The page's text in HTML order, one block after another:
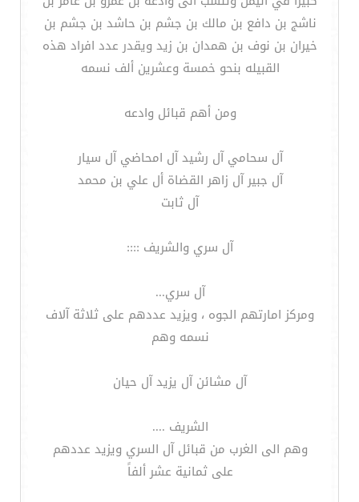
ناشج بن دافع بن مالك بن جشم بن حاشد بن جشم بن
خيران بن نوف بن همدان بن زيد ويقدر عدد افراد هذه
القبيله بنحو خمسة وعشرين ألف نسمه
ومن أهم قبائل وادعه
آل سحامي آل رشيد آل امحاضي آل سيار
آل جبير آل زاهر القضاة أل علي بن محمد
آل ثابت
آل سري والشريف ::::
آل سري...
ومركز امارتهم الجوه ، ويزيد عددهم على ثلاثة آلاف
نسمه وهم
آل مشائن آل يزيد آل حيان
الشريف ....
وهم الى الغرب من قبائل آل السري ويزيد عددهم
على ثمانية عشر ألفاً